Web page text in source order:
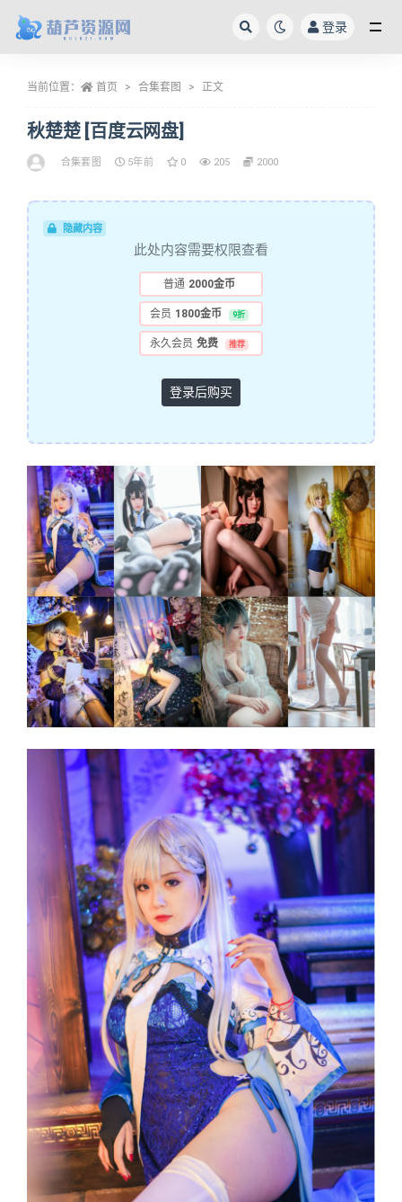
登录
当前位置： 首页 合集套图 正文
秋楚楚 [百度云网盘]
合集套图 5年前 0 205 2000
隐藏内容
此处内容需要权限查看
普通 2000金币
会员 1800金币 9折
永久会员 免费 推荐
登录后购买